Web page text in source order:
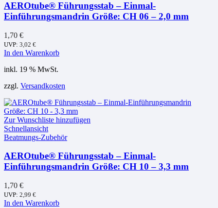
AEROtube® Führungsstab – Einmal-
Einführungsmandrin Größe: CH 06 – 2,0 mm
1,70 €
UVP: 3,02 €
In den Warenkorb
inkl. 19 % MwSt.
zzgl. Versandkosten
Zur Wunschliste hinzufügen
Schnellansicht
Beatmungs-Zubehör
AEROtube® Führungsstab – Einmal-
Einführungsmandrin Größe: CH 10 – 3,3 mm
1,70 €
UVP: 2,99 €
In den Warenkorb